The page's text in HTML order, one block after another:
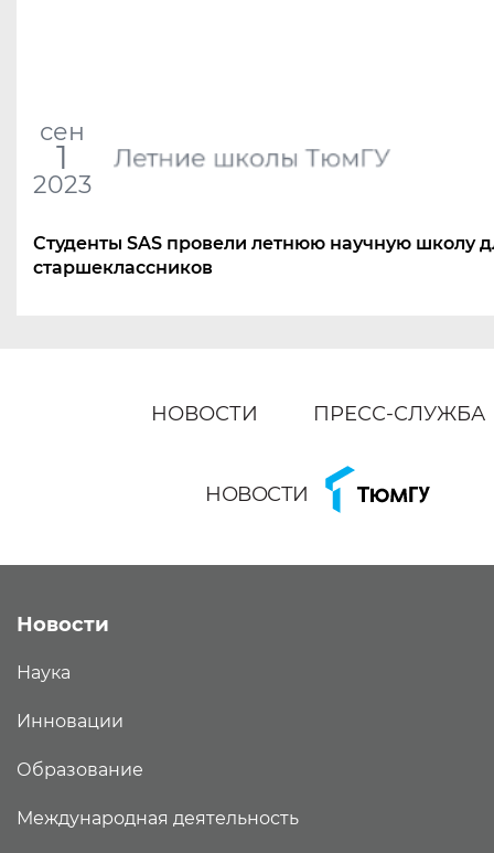
сен
1
2023
Летние школы ТюмГУ
Студенты SAS провели летнюю научную школу
старшеклассников
НОВОСТИ ПРЕСС-СЛУЖБА
НОВОСТИ
Новости
Наука
Инновации
Образование
Международная деятельность